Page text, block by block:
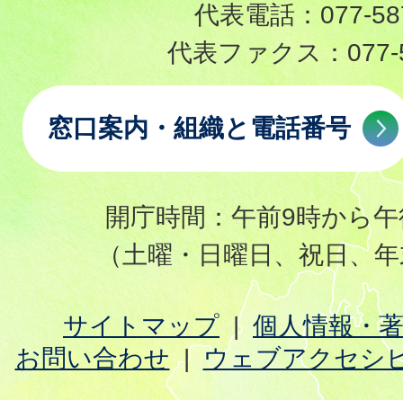
代表電話： 077-
代表ファクス：
窓口案内・組織と電話番号
開庁時間：午前9時から
（土曜・日曜日、祝日、
サイトマップ
個人情報・
お問い合わせ
ウェブアクセシ